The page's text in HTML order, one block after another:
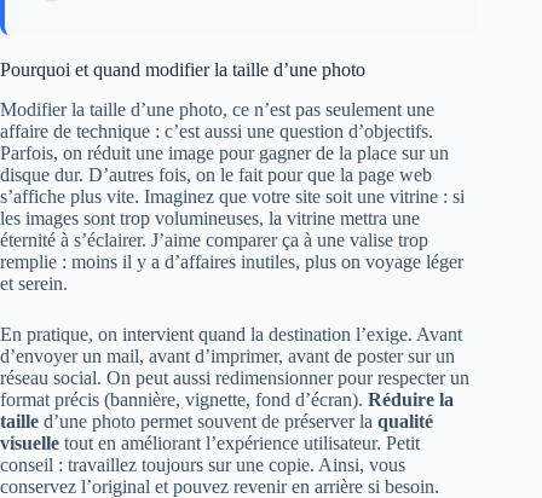
Pourquoi et quand modifier la taille d’une photo
Modifier la taille d’une photo, ce n’est pas seulement une
affaire de technique : c’est aussi une question d’objectifs.
Parfois, on réduit une image pour gagner de la place sur un
disque dur. D’autres fois, on le fait pour que la page web
s’affiche plus vite. Imaginez que votre site soit une vitrine : si
les images sont trop volumineuses, la vitrine mettra une
éternité à s’éclairer. J’aime comparer ça à une valise trop
remplie : moins il y a d’affaires inutiles, plus on voyage léger
et serein.
En pratique, on intervient quand la destination l’exige. Avant
d’envoyer un mail, avant d’imprimer, avant de poster sur un
réseau social. On peut aussi redimensionner pour respecter un
format précis (bannière, vignette, fond d’écran). Réduire la
taille d’une photo permet souvent de préserver la qualité
visuelle tout en améliorant l’expérience utilisateur. Petit
conseil : travaillez toujours sur une copie. Ainsi, vous
conservez l’original et pouvez revenir en arrière si besoin.